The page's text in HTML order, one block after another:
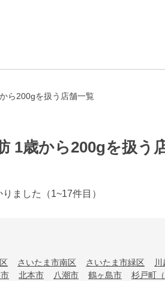
ら200gを扱う店舗一覧
1歳から200gを扱う
ました （1~17件目）
さいたま市南区 さいたま市緑区
北本市 八潮市 鶴ヶ島市 杉戸町